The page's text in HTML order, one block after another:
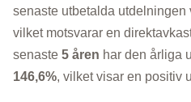
senaste utbetalda utdelningen
vilket motsvarar en
senaste 5 åren har den årliga
146,6%, vilket visar en positiv